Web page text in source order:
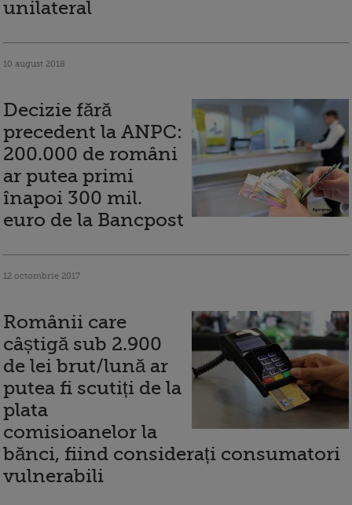
unilateral
10 august 2018
Decizie fără
precedent la ANPC:
200.000 de români
ar putea primi
înapoi 300 mil.
euro de la Bancpost
12 octombrie 2017
Românii care
câștigă sub 2.900
de lei brut/lună ar
putea fi scutiți de la
plata
comisioanelor la
bănci, fiind considerați consumatori
vulnerabili